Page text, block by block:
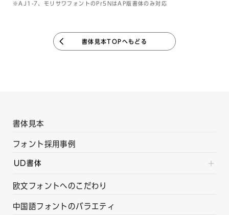
※AJ1-7、モリサワフォントのPr5NはAP版書体のみ対応
書体見本TOPへもどる
書体見本
フォント採用事例
UD書体
欧文フォントへのこだわり
中国語フォントのバラエティ